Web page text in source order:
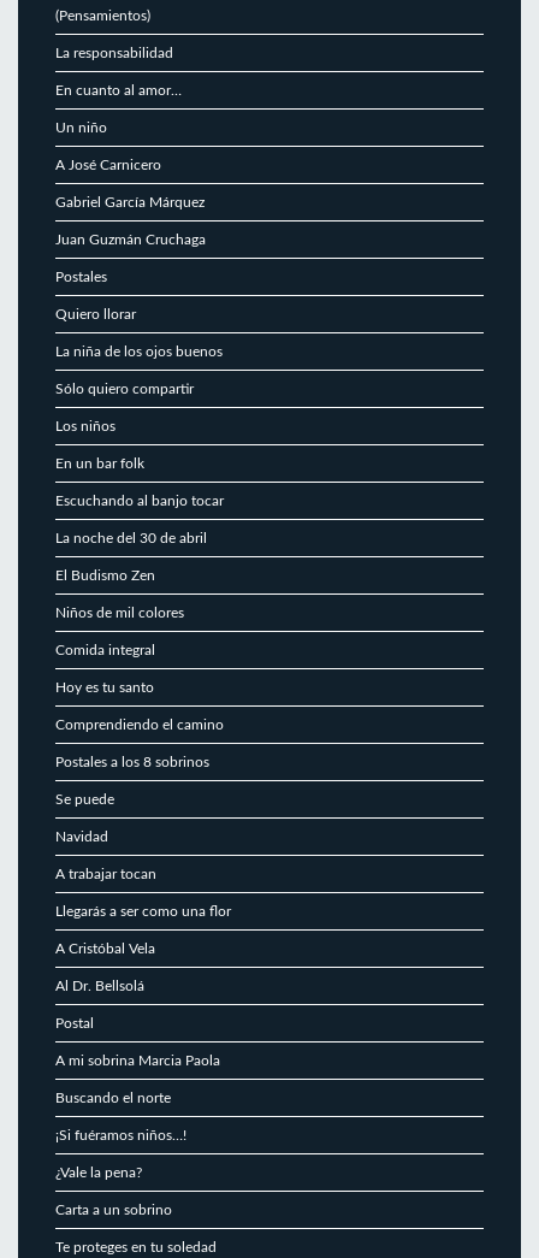
(Pensamientos)
La responsabilidad
En cuanto al amor…
Un niño
A José Carnicero
Gabriel García Márquez
Juan Guzmán Cruchaga
Postales
Quiero llorar
La niña de los ojos buenos
Sólo quiero compartir
Los niños
En un bar folk
Escuchando al banjo tocar
La noche del 30 de abril
El Budismo Zen
Niños de mil colores
Comida integral
Hoy es tu santo
Comprendiendo el camino
Postales a los 8 sobrinos
Se puede
Navidad
A trabajar tocan
Llegarás a ser como una flor
A Cristóbal Vela
Al Dr. Bellsolá
Postal
A mi sobrina Marcia Paola
Buscando el norte
¡Si fuéramos niños…!
¿Vale la pena?
Carta a un sobrino
Te proteges en tu soledad